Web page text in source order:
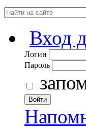
Вход
Логин
Пароль
Войти